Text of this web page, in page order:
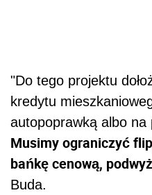
"Do tego projektu
kredytu
autopoprawką albo na
Musimy ograniczyć
bańkę cenową,
Buda.